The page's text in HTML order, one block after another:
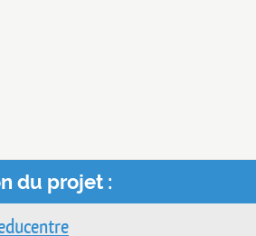
du projet :